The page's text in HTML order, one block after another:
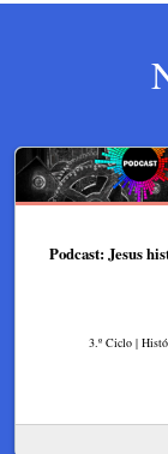
Podcast: Jesus
3.º Ciclo |